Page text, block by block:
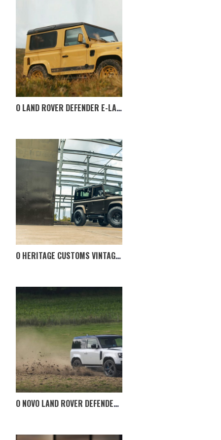
O LAND ROVER DEFENDER E-LANDER
O HERITAGE CUSTOMS VINTAGE LAND ROVER DEFENDER
O NOVO LAND ROVER DEFENDER V8